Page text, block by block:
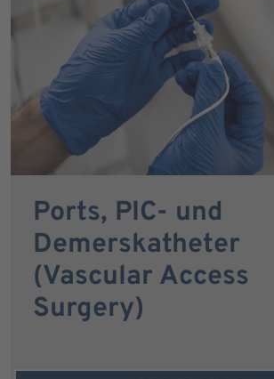
Ports, PIC- und
Demerskatheter
(Vascular Access
Surgery)